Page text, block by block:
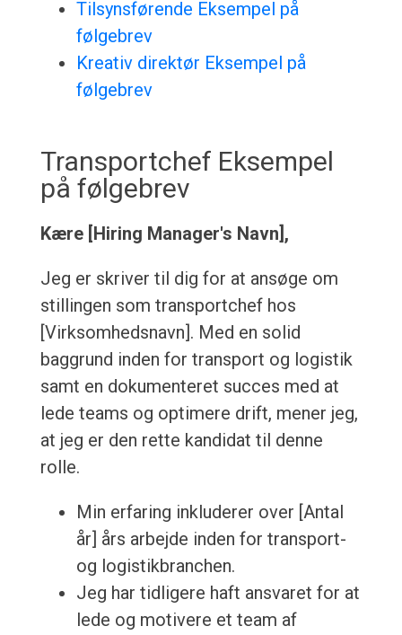
Tilsynsførende Eksempel på
følgebrev
Kreativ direktør Eksempel på
følgebrev
Transportchef Eksempel
på følgebrev
Kære [Hiring Manager's Navn],
Jeg er skriver til dig for at ansøge om
stillingen som transportchef hos
[Virksomhedsnavn]. Med en solid
baggrund inden for transport og logistik
samt en dokumenteret succes med at
lede teams og optimere drift, mener jeg,
at jeg er den rette kandidat til denne
rolle.
Min erfaring inkluderer over [Antal
år] års arbejde inden for transport-
og logistikbranchen.
Jeg har tidligere haft ansvaret for at
lede og motivere et team af